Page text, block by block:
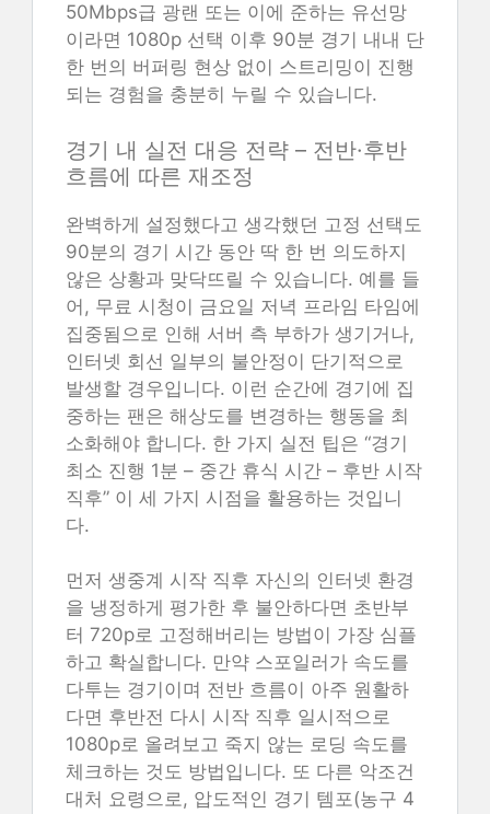
50Mbps급 광랜 또는 이에 준하는 유선망
이라면 1080p 선택 이후 90분 경기 내내 단
한 번의 버퍼링 현상 없이 스트리밍이 진행
되는 경험을 충분히 누릴 수 있습니다.
경기 내 실전 대응 전략 – 전반·후반
흐름에 따른 재조정
완벽하게 설정했다고 생각했던 고정 선택도
90분의 경기 시간 동안 딱 한 번 의도하지
않은 상황과 맞닥뜨릴 수 있습니다. 예를 들
어, 무료 시청이 금요일 저녁 프라임 타임에
집중됨으로 인해 서버 측 부하가 생기거나,
인터넷 회선 일부의 불안정이 단기적으로
발생할 경우입니다. 이런 순간에 경기에 집
중하는 팬은 해상도를 변경하는 행동을 최
소화해야 합니다. 한 가지 실전 팁은 “경기
최소 진행 1분 – 중간 휴식 시간 – 후반 시작
직후” 이 세 가지 시점을 활용하는 것입니
다.
먼저 생중계 시작 직후 자신의 인터넷 환경
을 냉정하게 평가한 후 불안하다면 초반부
터 720p로 고정해버리는 방법이 가장 심플
하고 확실합니다. 만약 스포일러가 속도를
다투는 경기이며 전반 흐름이 아주 원활하
다면 후반전 다시 시작 직후 일시적으로
1080p로 올려보고 죽지 않는 로딩 속도를
체크하는 것도 방법입니다. 또 다른 악조건
대처 요령으로, 압도적인 경기 템포(농구 4